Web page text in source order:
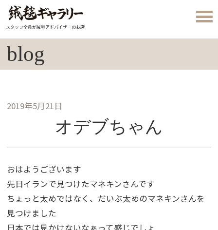
スタッフ全員が絨毯アドバイザーのお店
blog
2019年5月21日
オデブちゃん
おはようございます
先日イランで見つけたマネキンさんです
ちょっと太めではなく、だいぶ太めのマネキンさんを
見つけました
日本では見かけないなぁって感じでしょ